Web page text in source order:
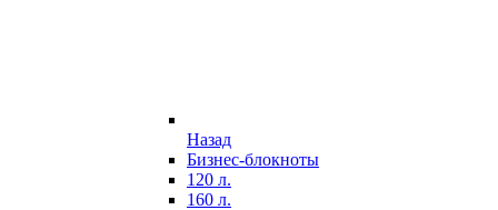
Назад
Бизнес-блокноты
120 л.
160 л.